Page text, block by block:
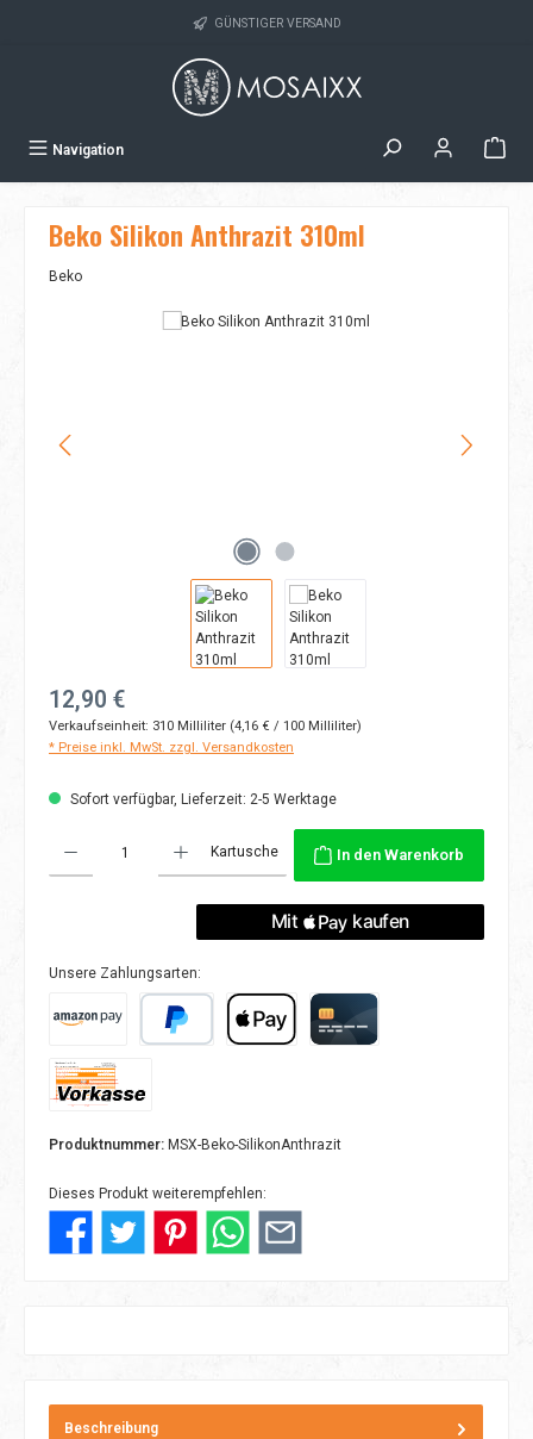
GÜNSTIGER VERSAND
Navigation
Beko Silikon Anthrazit 310ml
Beko
Bildergalerie überspringen
Regulärer Preis:
12,90 €
Verkaufseinheit: 310 Milliliter (4,16 € / 100 Milliliter)
* Preise inkl. MwSt. zzgl. Versandkosten
Sofort verfügbar, Lieferzeit: 2-5 Werktage
Produkt Anzahl: Gib den gewünschten Wert ein oder benutze die
Kartusche In den Warenkorb
Unsere Zahlungsarten:
Produktnummer: MSX-Beko-SilikonAnthrazit
Dieses Produkt weiterempfehlen:
Beschreibung